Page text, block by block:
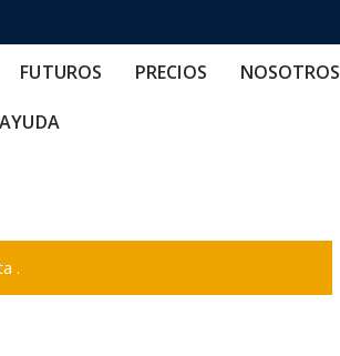
FUTUROS PRECIOS NOSOTROS
AYUDA
.